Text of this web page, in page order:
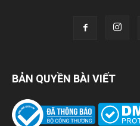
BẢN QUYỀN BÀI VIẾT